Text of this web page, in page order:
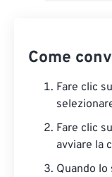
Come
Fare clic
Fare clic
avviare la
Quando